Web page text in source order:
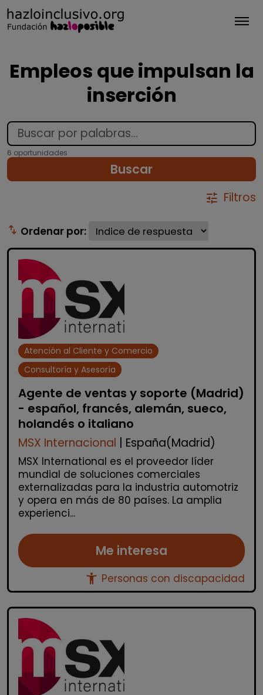
Empleos que impulsan la
inserción
6 oportunidades
Buscar
tune Filtros
swap_vert Ordenar por:
Atención al Cliente y Comercio
Consultoría y Asesoría
Agente de ventas y soporte (Madrid)
- español, francés, alemán, sueco,
holandés o italiano
MSX Internacional | España(Madrid)
MSX International es el proveedor líder
mundial de soluciones comerciales
externalizadas para la industria automotriz
y opera en más de 80 países. La amplia
experienci...
Me interesa
accessibility_new Personas con discapacidad